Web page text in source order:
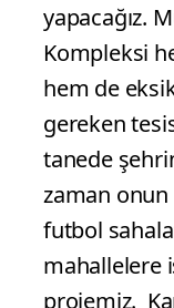
yapacağız.
Kompleksi
hem de
gereken
tanede
zaman onun
futbol
mahallelere
projemiz.